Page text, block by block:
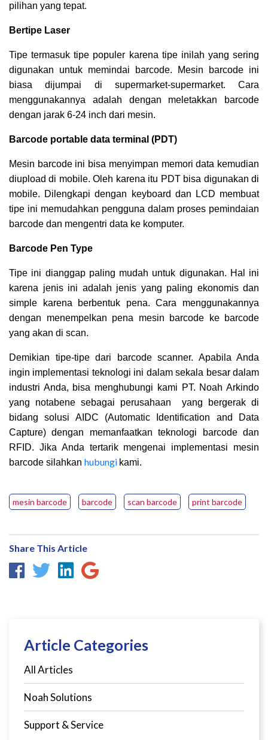
pilihan yang tepat.
Bertipe Laser
Tipe termasuk tipe populer karena tipe inilah yang sering
digunakan untuk memindai barcode. Mesin barcode ini
biasa dijumpai di supermarket-supermarket. Cara
menggunakannya adalah dengan meletakkan barcode
dengan jarak 6-24 inch dari mesin.
Barcode portable data terminal (PDT)
Mesin barcode ini bisa menyimpan memori data kemudian
diupload di mobile. Oleh karena itu PDT bisa digunakan di
mobile. Dilengkapi dengan keyboard dan LCD membuat
tipe ini memudahkan pengguna dalam proses pemindaian
barcode dan mengentri data ke komputer.
Barcode Pen Type
Tipe ini dianggap paling mudah untuk digunakan. Hal ini
karena jenis ini adalah jenis yang paling ekonomis dan
simple karena berbentuk pena. Cara menggunakannya
dengan menempelkan pena mesin barcode ke barcode
yang akan di scan.
Demikian tipe-tipe dari barcode scanner. Apabila Anda
ingin implementasi teknologi ini dalam sekala besar dalam
industri Anda, bisa menghubungi kami PT. Noah Arkindo
yang notabene sebagai perusahaan yang bergerak di
bidang solusi AIDC (Automatic Identification and Data
Capture) dengan memanfaatkan teknologi barcode dan
RFID. Jika Anda tertarik mengenai implementasi mesin
barcode silahkan hubungi kami.
mesin barcode barcode scan barcode print barcode
Share This Article
Article Categories
All Articles
Noah Solutions
Support & Service